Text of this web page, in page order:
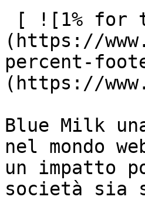
(https://
percent-
(https://
Blue Milk
nel mondo
un impatto
società sia